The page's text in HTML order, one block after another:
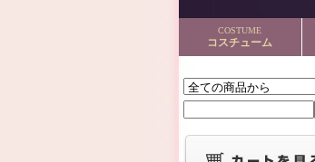
COSTUME
コスチューム